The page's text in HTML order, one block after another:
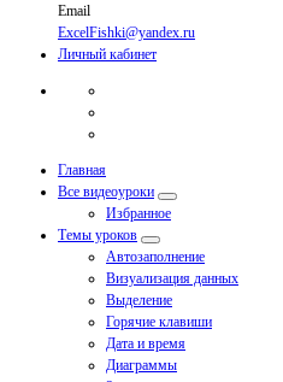
Email
ExcelFishki@yandex.ru
Личный кабинет
Главная
Все видеоуроки
Избранное
Темы уроков
Автозаполнение
Визуализация данных
Выделение
Горячие клавиши
Дата и время
Диаграммы